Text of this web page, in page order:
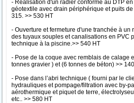
- Réalisation d'un radier conforme au DTP
géotextile avec drain périphérique et puits
315. >> 530 HT
- Ouverture et fermeture d'une tranchée à un
des tuyaux souples et canalisations en PVC
technique à la piscine.>> 540 HT
- Pose de la coque avec remblais de calage
tonnes gravier ) et (6 tonnes de béton) >>
- Pose dans l’abri technique ( fourni par le
hydrauliques et pompage/filtration avec by-
aérothermique et piquet de terre,
etc.. >> 580 HT